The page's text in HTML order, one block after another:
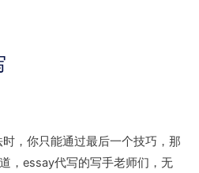
，你只能通过最后一个技巧，那
，essay代写的写手老师们，无